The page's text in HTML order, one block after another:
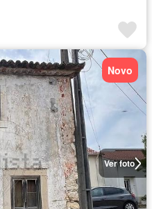
Ver foto
Novo